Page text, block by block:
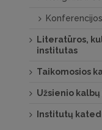
Konferencijos
Literatūros,
institutas
Taikomosios
Užsienio
Institutų